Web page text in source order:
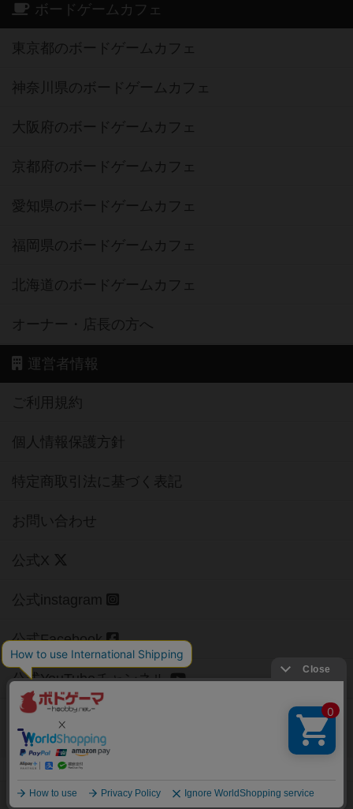
ボードゲームカフェ
東京都のボードゲームカフェ
神奈川県のボードゲームカフェ
大阪府のボードゲームカフェ
京都府のボードゲームカフェ
愛知県のボードゲームカフェ
福岡県のボードゲームカフェ
北海道のボードゲームカフェ
オーナー・店長の方へ
運営者情報
ご利用規約
個人情報保護方針
特定商取引法に基づく表記
お問い合わせ
公式X
公式instagram
公式Facebook
公式YouTubeチャンネル